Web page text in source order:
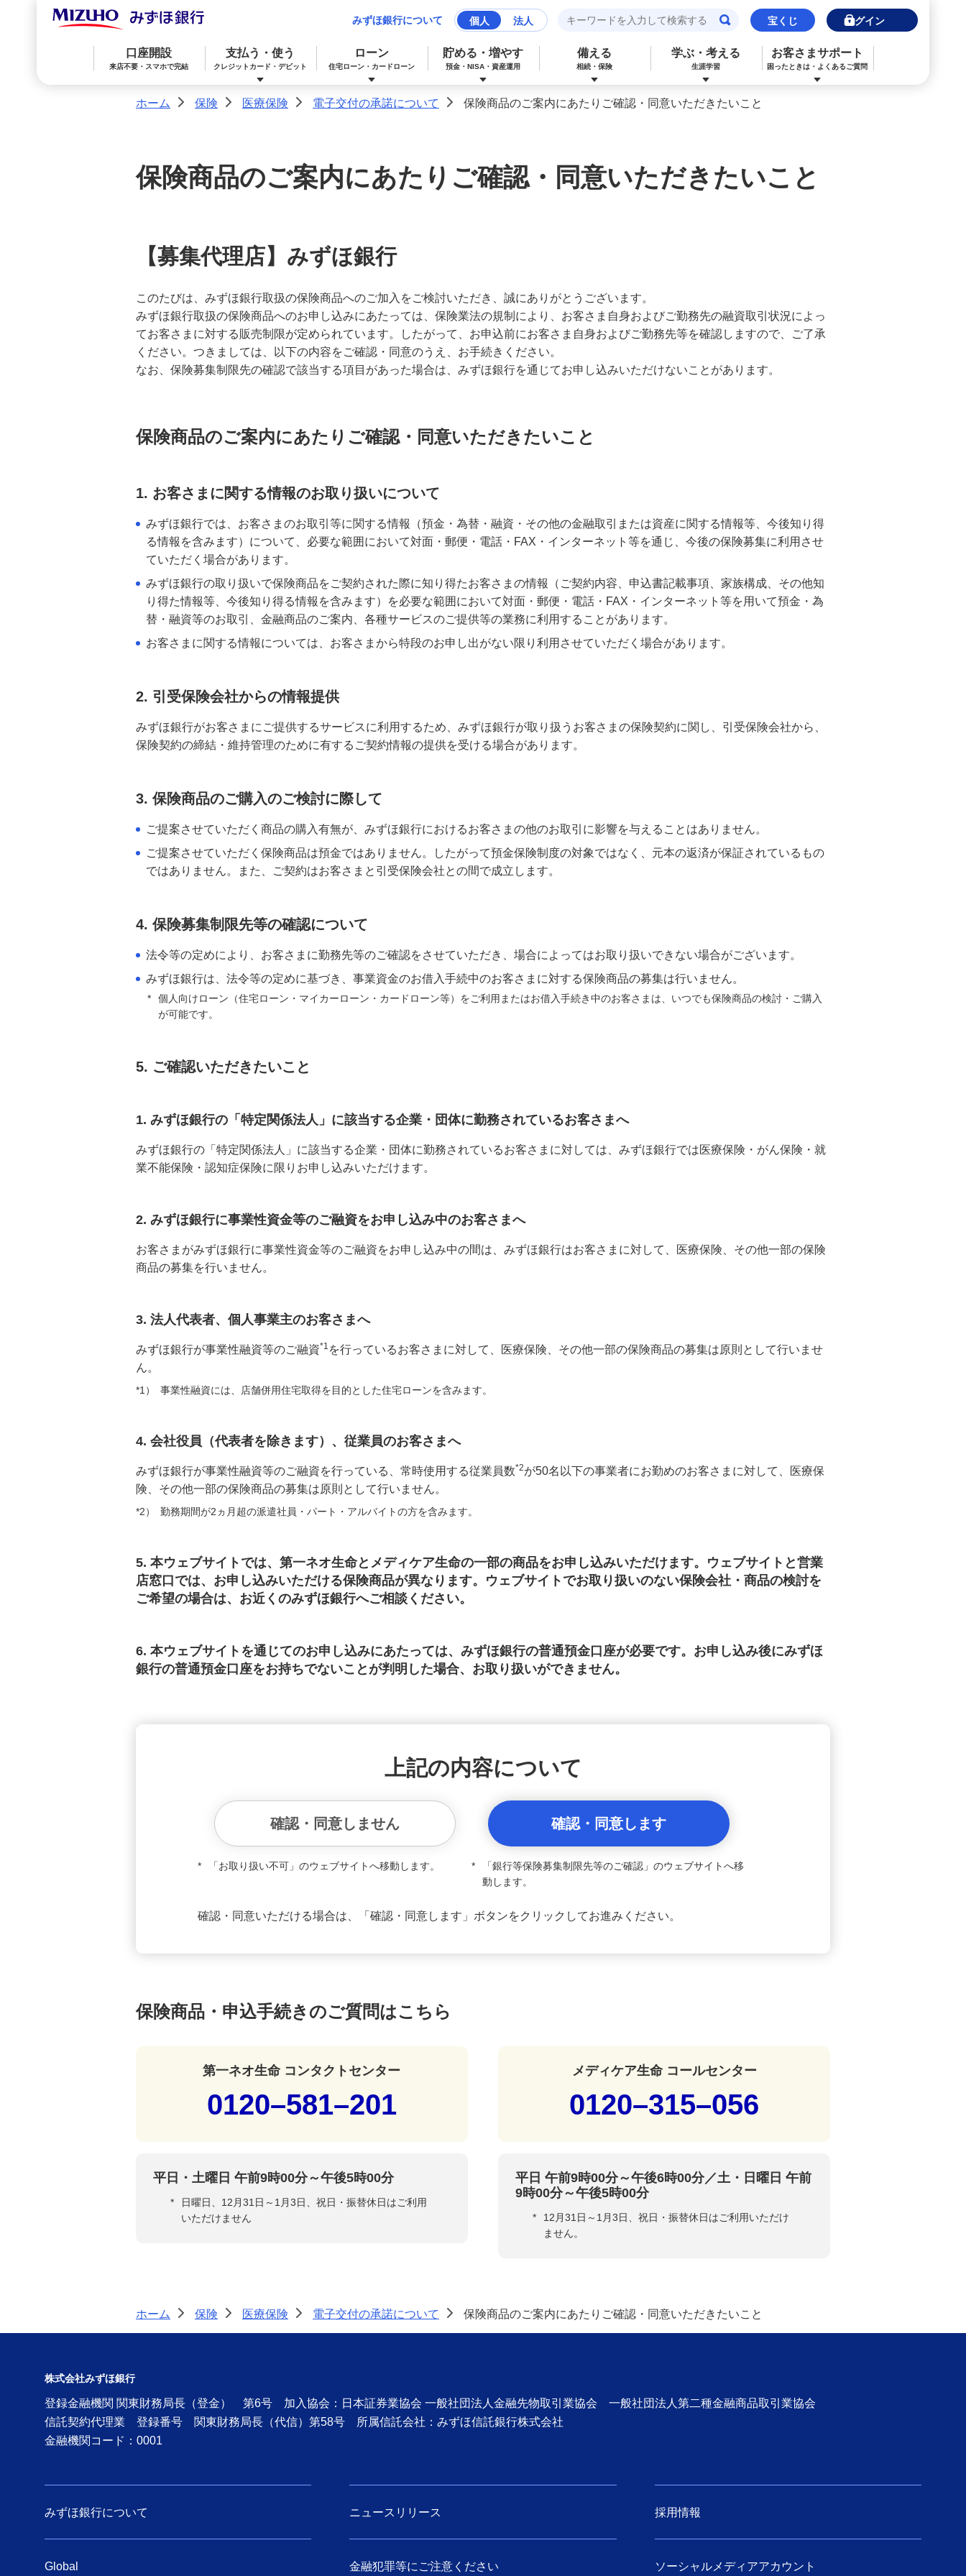
みずほ銀行について 個人 法人 宝くじ ログイン
口座開設
来店不要・スマホで完結
支払う・使う
クレジットカード・デビット
ローン
住宅ローン・カードローン
貯める・増やす
預金・NISA・資産運用
備える
相続・保険
学ぶ・考える
生涯学習
お客さまサポート
困ったときは・よくあるご質問
みずほダイレクト みずほマイレージクラブ
リフォームローン
申込ボードログイン
カードローン申込（口座なし）
みずほグローバル口座（マルチカレンシ
ー口座）
オンライン金融商品仲介サービス 個人向け国債
金銭信託「貯蓄の達人」
NISA・投資信託申込
資産形成・資産運用セミナー
保険の見直し
ライフデザイン・ナビゲーション
よくあるご質問
ホーム 保険 医療保険 電子交付の承諾について 保険商品のご案内にあたりご確認・同意いただきたいこと
保険商品のご案内にあたりご確認・同意いただきたいこと
【募集代理店】みずほ銀行
このたびは、みずほ銀行取扱の保険商品へのご加入をご検討いただき、誠にありがとうございます。
みずほ銀行取扱の保険商品へのお申し込みにあたっては、保険業法の規制により、お客さま自身およびご勤務先の融資取引状況によっ
てお客さまに対する販売制限が定められています。したがって、お申込前にお客さま自身およびご勤務先等を確認しますので、ご了承
ください。つきましては、以下の内容をご確認・同意のうえ、お手続きください。
なお、保険募集制限先の確認で該当する項目があった場合は、みずほ銀行を通じてお申し込みいただけないことがあります。
保険商品のご案内にあたりご確認・同意いただきたいこと
1. お客さまに関する情報のお取り扱いについて
みずほ銀行では、お客さまのお取引等に関する情報（預金・為替・融資・その他の金融取引または資産に関する情報等、今後知り得
る情報を含みます）について、必要な範囲において対面・郵便・電話・FAX・インターネット等を通じ、今後の保険募集に利用させ
ていただく場合があります。
みずほ銀行の取り扱いで保険商品をご契約された際に知り得たお客さまの情報（ご契約内容、申込書記載事項、家族構成、その他知
り得た情報等、今後知り得る情報を含みます）を必要な範囲において対面・郵便・電話・FAX・インターネット等を用いて預金・為
替・融資等のお取引、金融商品のご案内、各種サービスのご提供等の業務に利用することがあります。
お客さまに関する情報については、お客さまから特段のお申し出がない限り利用させていただく場合があります。
2. 引受保険会社からの情報提供
みずほ銀行がお客さまにご提供するサービスに利用するため、みずほ銀行が取り扱うお客さまの保険契約に関し、引受保険会社から、
保険契約の締結・維持管理のために有するご契約情報の提供を受ける場合があります。
3. 保険商品のご購入のご検討に際して
ご提案させていただく商品の購入有無が、みずほ銀行におけるお客さまの他のお取引に影響を与えることはありません。
ご提案させていただく保険商品は預金ではありません。したがって預金保険制度の対象ではなく、元本の返済が保証されているもの
ではありません。また、ご契約はお客さまと引受保険会社との間で成立します。
4. 保険募集制限先等の確認について
法令等の定めにより、お客さまに勤務先等のご確認をさせていただき、場合によってはお取り扱いできない場合がございます。
みずほ銀行は、法令等の定めに基づき、事業資金のお借入手続中のお客さまに対する保険商品の募集は行いません。
*
個人向けローン（住宅ローン・マイカーローン・カードローン等）をご利用またはお借入手続き中のお客さまは、いつでも保険商品の検討・ご購入
が可能です。
5. ご確認いただきたいこと
1. みずほ銀行の「特定関係法人」に該当する企業・団体に勤務されているお客さまへ
みずほ銀行の「特定関係法人」に該当する企業・団体に勤務されているお客さまに対しては、みずほ銀行では医療保険・がん保険・就
業不能保険・認知症保険に限りお申し込みいただけます。
2. みずほ銀行に事業性資金等のご融資をお申し込み中のお客さまへ
お客さまがみずほ銀行に事業性資金等のご融資をお申し込み中の間は、みずほ銀行はお客さまに対して、医療保険、その他一部の保険
商品の募集を行いません。
3. 法人代表者、個人事業主のお客さまへ
みずほ銀行が事業性融資等のご融資*1 を行っているお客さまに対して、医療保険、その他一部の保険商品の募集は原則として行いませ
ん。
*1） 事業性融資には、店舗併用住宅取得を目的とした住宅ローンを含みます。
4. 会社役員（代表者を除きます）、従業員のお客さまへ
みずほ銀行が事業性融資等のご融資を行っている、常時使用する従業員数*2が50名以下の事業者にお勤めのお客さまに対して、医療保
険、その他一部の保険商品の募集は原則として行いません。
*2） 勤務期間が2ヵ月超の派遣社員・パート・アルバイトの方を含みます。
5. 本ウェブサイトでは、第一ネオ生命とメディケア生命の一部の商品をお申し込みいただけます。ウェブサイトと営業
店窓口では、お申し込みいただける保険商品が異なります。ウェブサイトでお取り扱いのない保険会社・商品の検討を
ご希望の場合は、お近くのみずほ銀行へご相談ください。
6. 本ウェブサイトを通じてのお申し込みにあたっては、みずほ銀行の普通預金口座が必要です。お申し込み後にみずほ
銀行の普通預金口座をお持ちでないことが判明した場合、お取り扱いができません。
上記の内容について
確認・同意しません
* 「お取り扱い不可」のウェブサイトへ移動します。
確認・同意します
*
「銀行等保険募集制限先等のご確認」のウェブサイトへ移
動します。
確認・同意いただける場合は、「確認・同意します」ボタンをクリックしてお進みください。
保険商品・申込手続きのご質問はこちら
第一ネオ生命 コンタクトセンター
0120–581–201
平日・土曜日 午前9時00分～午後5時00分
*
日曜日、12月31日～1月3日、祝日・振替休日はご利用
いただけません
メディケア生命 コールセンター
0120–315–056
平日 午前9時00分～午後6時00分／土・日曜日 午前
9時00分～午後5時00分
*
12月31日～1月3日、祝日・振替休日はご利用いただけ
ません。
ホーム 保険 医療保険 電子交付の承諾について 保険商品のご案内にあたりご確認・同意いただきたいこと
株式会社みずほ銀行
登録金融機関 関東財務局長（登金） 第6号 加入協会：日本証券業協会 一般社団法人金融先物取引業協会 一般社団法人第二種金融商品取引業協会
信託契約代理業 登録番号 関東財務局長（代信）第58号 所属信託会社：みずほ信託銀行株式会社
金融機関コード：0001
みずほ銀行について ニュースリリース 採用情報
Global 金融犯罪等にご注意ください ソーシャルメディアアカウント